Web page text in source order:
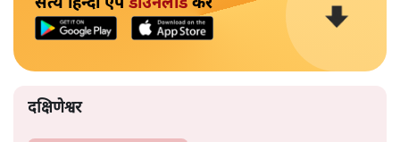
दक्षिणेश्वर